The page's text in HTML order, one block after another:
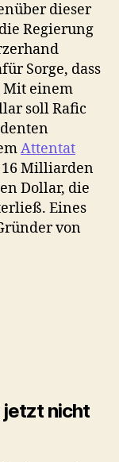
dieser
Regierung
Sorge, dass
einem
soll Rafic
Attentat
16 Milliarden
Dollar, die
Eines
von
jetzt nicht